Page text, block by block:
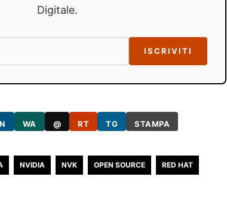
Digitale.
ISCRIVITI
WA @ RT TG STAMPA
NVIDIA NVK OPEN SOURCE RED HAT